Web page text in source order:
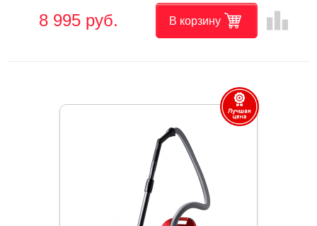
8 995 руб. В корзину leaderboard